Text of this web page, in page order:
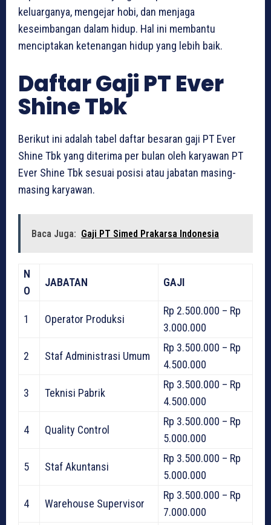
keluarganya, mengejar hobi, dan menjaga
keseimbangan dalam hidup. Hal ini membantu
menciptakan ketenangan hidup yang lebih baik.
Daftar Gaji PT Ever
Shine Tbk
Berikut ini adalah tabel daftar besaran gaji PT Ever
Shine Tbk yang diterima per bulan oleh karyawan PT
Ever Shine Tbk sesuai posisi atau jabatan masing-
masing karyawan.
Baca Juga: Gaji PT Simed Prakarsa Indonesia
N
O
JABATAN GAJI
1 Operator Produksi
Rp 2.500.000 – Rp
3.000.000
2 Staf Administrasi Umum
Rp 3.500.000 – Rp
4.500.000
3 Teknisi Pabrik
Rp 3.500.000 – Rp
4.500.000
4 Quality Control
Rp 3.500.000 – Rp
5.000.000
5 Staf Akuntansi
Rp 3.500.000 – Rp
5.000.000
4 Warehouse Supervisor
Rp 3.500.000 – Rp
7.000.000